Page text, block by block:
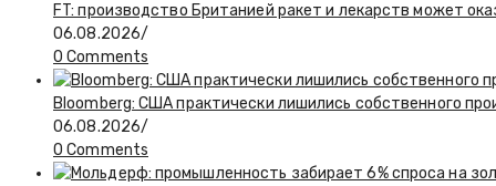
FT: производство Британией ракет и лекарств может
06.08.2026/
0 Comments
Bloomberg: США практически лишились собственного
06.08.2026/
0 Comments